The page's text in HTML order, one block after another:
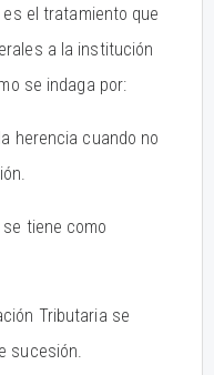
el tratamiento que
a la institución
se indaga por:
herencia cuando no
tiene como
Tributaria se
sucesión.